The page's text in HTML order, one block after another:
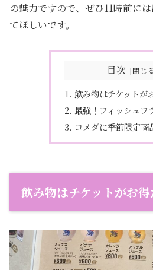
の魅力ですので、ぜひ11時前に
てほしいです。
目次
飲み物はチケット
最強！フィッシュフ
コメダに季節限定商
飲み物はチケットがお